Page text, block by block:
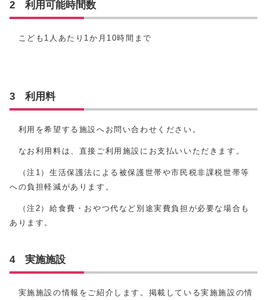
2 利用可能時間数
こども1人あたり1か月10時間まで
3 利用料
利用を希望する施設へお問い合わせください。
なお利用料は、直接ご利用施設にお支払いいただきます。
（注1）生活保護法による被保護世帯や市民税非課税世帯等
への負担軽減があります。
（注2）給食費・おやつ代など別途実費負担が必要な場合も
あります。
4 実施施設
実施施設の情報をご紹介します。掲載している実施施設の情